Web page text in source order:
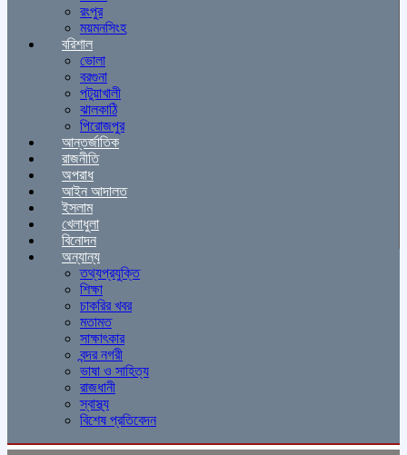
রংপুর
ময়মনসিংহ
বরিশাল
ভোলা
বরগুনা
পটুয়াখালী
ঝালকাঠি
পিরোজপুর
আন্তর্জাতিক
রাজনীতি
অপরাধ
আইন আদালত
ইসলাম
খেলাধুলা
বিনোদন
অন্যান্য
তথ্যপ্রযুক্তি
শিক্ষা
চাকরির খবর
মতামত
সাক্ষাৎকার
বন্দর নগরী
ভাষা ও সাহিত্য
রাজধানী
স্বাস্থ্য
বিশেষ প্রতিবেদন